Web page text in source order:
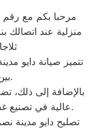
مرحبا بكم مع رقم
منزلية عند
تتميز صيانة دايو
بين الأناقة والوظائف العملية.
عالية في تصنيع غسالاتها لتوفير تجربة آمنة وموثوقة للعملاء.
تصليح دايو مدينة